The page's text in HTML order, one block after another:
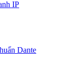
IP
Dante